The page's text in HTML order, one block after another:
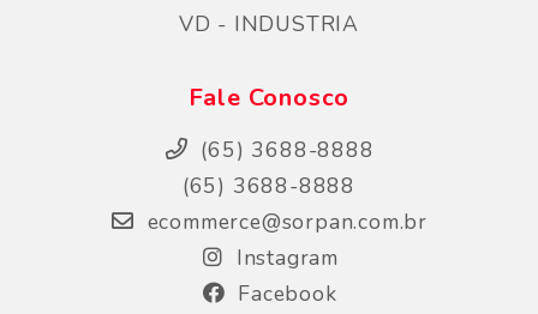
VD - INDUSTRIA
Fale Conosco
(65) 3688-8888
(65) 3688-8888
ecommerce@sorpan.com.br
Instagram
Facebook